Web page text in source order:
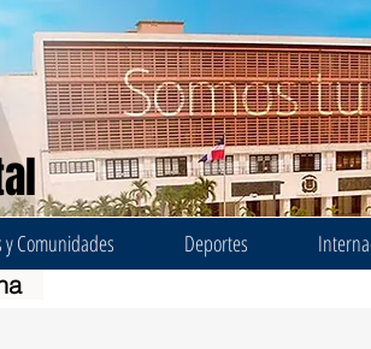
y Comunidades Deportes